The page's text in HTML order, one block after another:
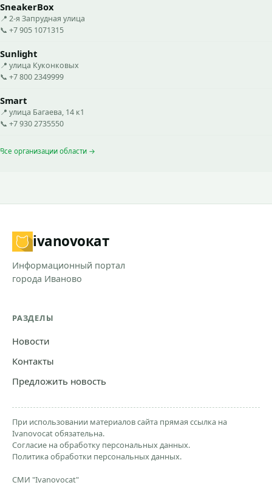
SneakerBox
📍 2-я Запрудная улица
📞 +7 905 1071315
Sunlight
📍 улица Куконковых
📞 +7 800 2349999
Smart
📍 улица Багаева, 14 к1
📞 +7 930 2735550
Все организации области →
ivanovoкат
Информационный портал
города Иваново
РАЗДЕЛЫ
Новости
Контакты
Предложить новость
При использовании материалов сайта прямая ссылка на
Ivanovocat обязательна.
Согласие на обработку персональных данных.
Политика обработки персональных данных.
СМИ "Ivanovocat"